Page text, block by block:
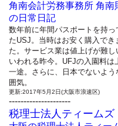
角南会計労務事務所 角南
の日常日記
数年前に年間パスポートを持っ
たUSJ。当時はお安く購入でき
た。サービス業は値上げが難し
いわれる昨今。UFJの入園料は
一途。さらに、日本でないよう
囲気。
更新:2017年5月2日(大阪市浪速区)
---------------------
税理士法人ティームズ